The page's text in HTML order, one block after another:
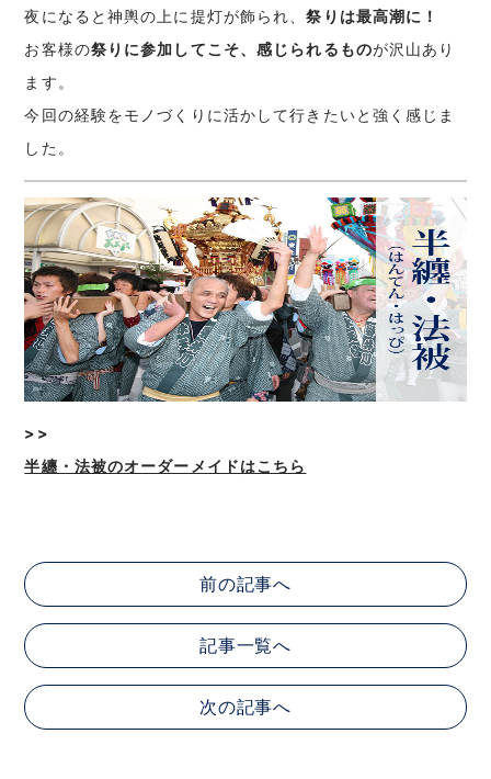
夜になると神輿の上に提灯が飾られ、祭りは最高潮に！
お客様の祭りに参加してこそ、感じられるものが沢山あり
ます。
今回の経験をモノづくりに活かして行きたいと強く感じま
した。
>>
半纏・法被のオーダーメイドはこちら
前の記事へ
記事一覧へ
次の記事へ